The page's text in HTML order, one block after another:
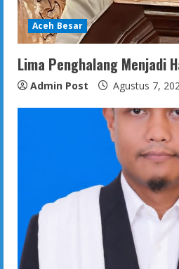
Aceh Besar
Lima Penghalang Menjadi
Admin Post Agustus 7,